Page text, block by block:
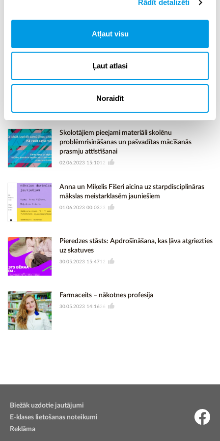
Rādīt detalizēti
Atļaut visu
Ļaut atlasi
Noraidīt
galvaspilsēta 2024
LIZDA aicina Latvijas augstskolu un koledžu
laimēt vērtīgas naudas balvas!
Skolotājiem pieejami materiāli skolēnu
problēmrisināšanas un pašvadītas mācīšanās
prasmju attīstīšanai
02.06.2023 15:1012
Anna un Miķelis Fišeri aicina uz starpdisciplināras
mākslas meistarklasēm jauniešiem
01.06.2023 00:03 23
Pieredzes stāsts: Apdrošināšana, kas ļāva atgriezties
uz skatuves
30.05.2023 15:4712
Farmaceits – nākotnes profesija
30.05.2023 14:1626
Biežāk uzdotie jautājumi
E-klases lietošanas noteikumi
Reklāma